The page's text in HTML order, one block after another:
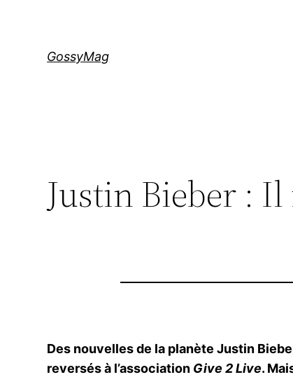
GossyMag
Justin Bieber :
Des nouvelles de la planète Justin
reversés à l’association Give 2 Live.